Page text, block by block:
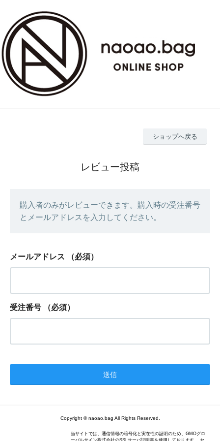
ショップへ戻る
レビュー投稿
購入者のみがレビューできます。購入時の受注番号
とメールアドレスを入力してください。
メールアドレス （必須）
受注番号 （必須）
Copyright © naoao.bag All Rights Reserved.
当サイトでは、通信情報の暗号化と実在性の証明のため、GMOグロ
ーバルサイン株式会社のSSLサーバ証明書を使用しております。 セ